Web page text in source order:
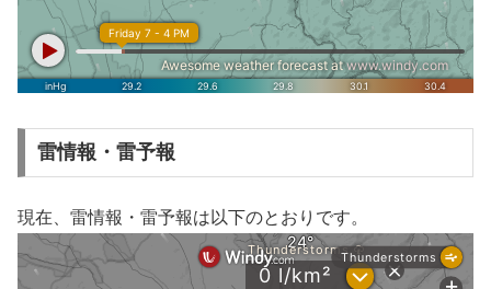
雷情報・雷予報
現在、雷情報・雷予報は以下のとおりです。